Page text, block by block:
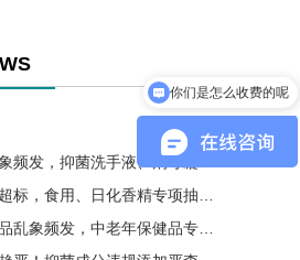
你们是怎么收费的呢